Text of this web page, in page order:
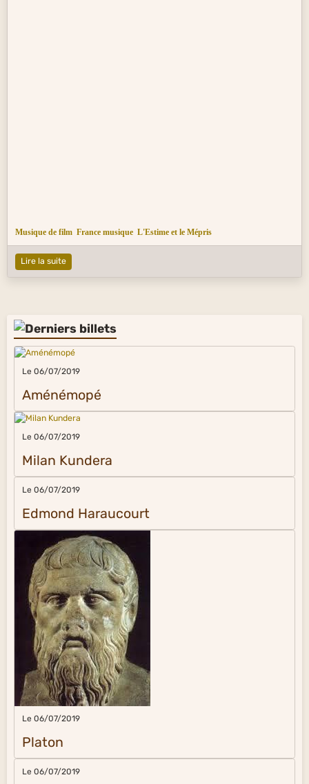
Musique de film France musique L'Estime et le Mépris
Lire la suite
Le 06/07/2019
Aménémopé
Le 06/07/2019
Milan Kundera
Le 06/07/2019
Edmond Haraucourt
Le 06/07/2019
Platon
Le 06/07/2019